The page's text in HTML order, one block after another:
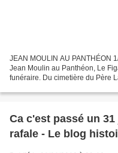
JEAN MOULIN AU PANTHÉON
Jean Moulin au Panthéon, Le
funéraire. Du cimetière du Père
Ca c'est passé un
rafale - Le blog